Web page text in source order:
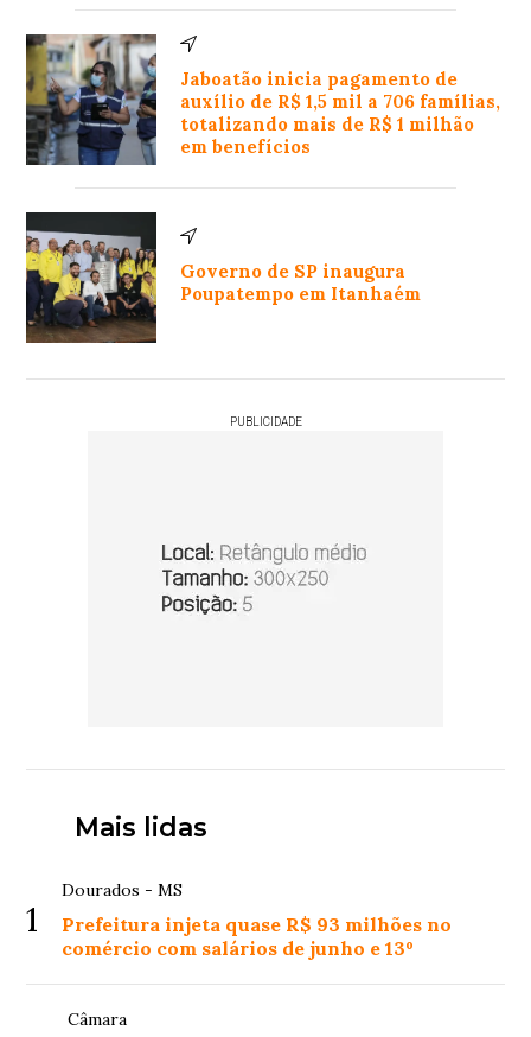
Jaboatão inicia pagamento de
auxílio de R$ 1,5 mil a 706 famílias,
totalizando mais de R$ 1 milhão
em benefícios
Governo de SP inaugura
Poupatempo em Itanhaém
PUBLICIDADE
Mais lidas
1
Dourados - MS
Prefeitura injeta quase R$ 93 milhões no
comércio com salários de junho e 13º
Câmara